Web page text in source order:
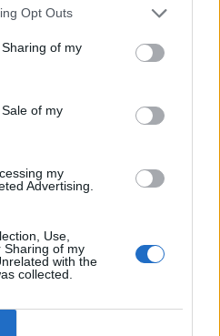
Opt Outs
of my
of my
my
Advertising.
Use,
Sharing of my
with the
collected.
1955
dör sporadiskt under
byta
blir lite
måndag 23:11iBilljud och